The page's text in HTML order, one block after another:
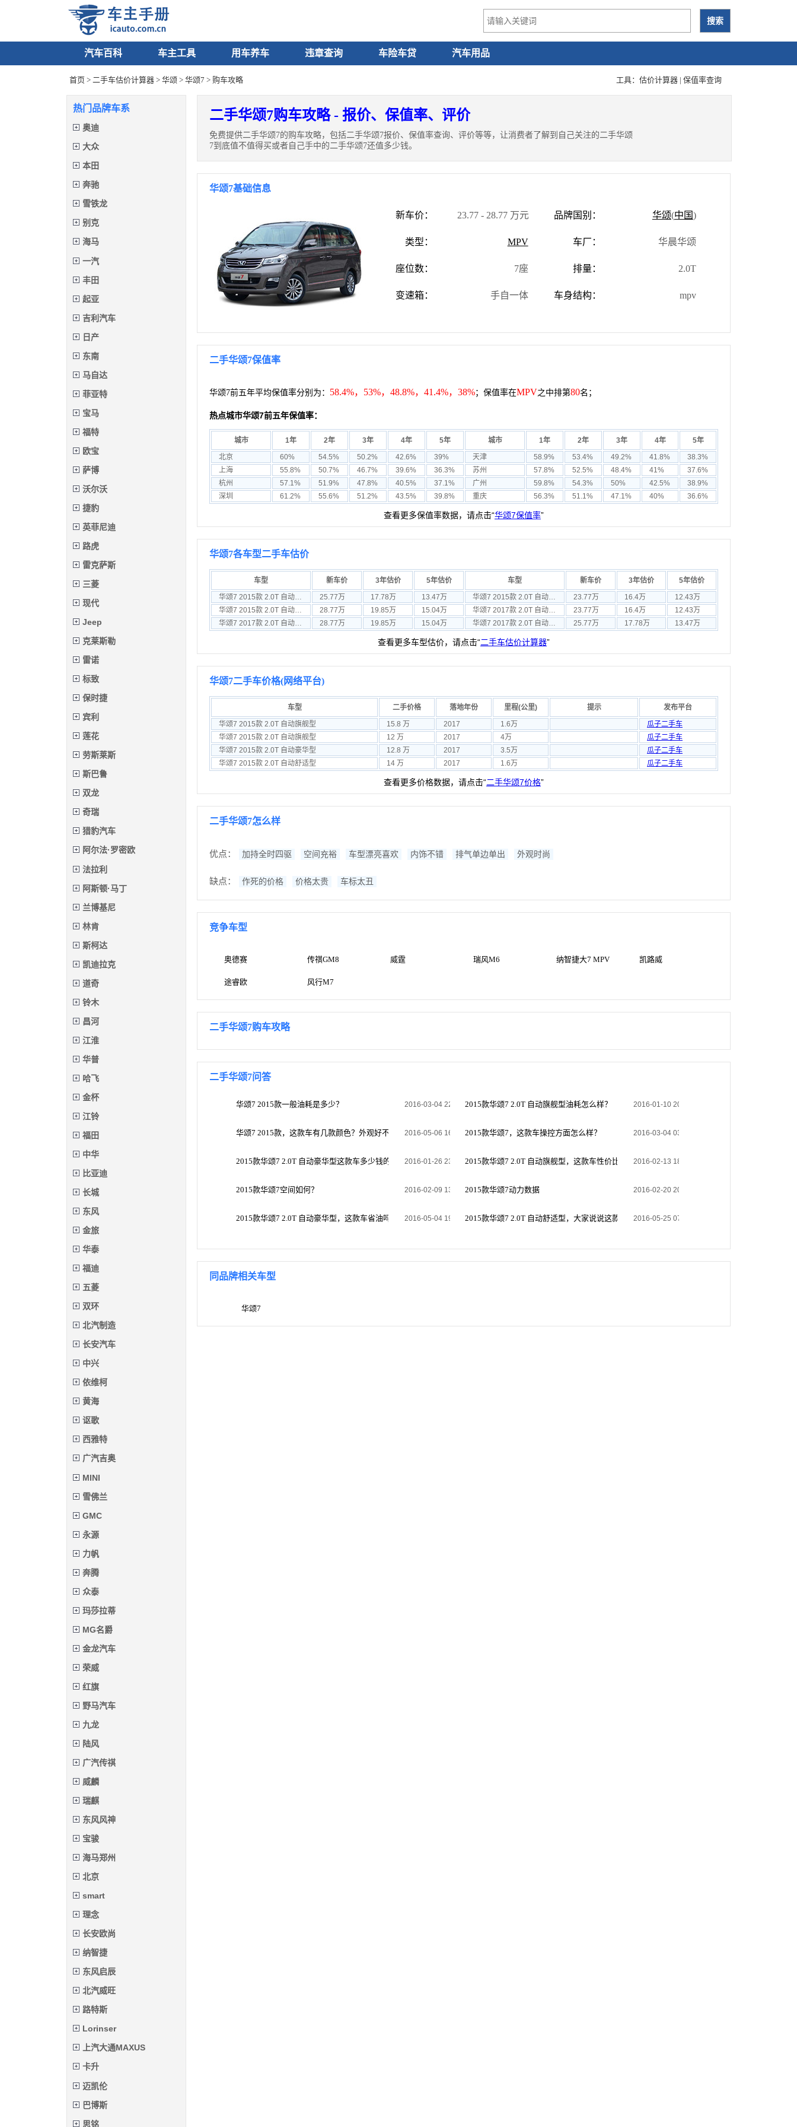
汽车百科 车主工具 用车养车 违章查询 车险车贷 汽车用品
首页 > 二手车估价计算器 > 华颂 > 华颂7 > 购车攻略 工具： 估价计算器 | 保值率查询
二手华颂7购车攻略 - 报价、保值率、评价
免费提供二手华颂7的购车攻略，包括二手华颂7报价、保值率查询、评价等等，让消费者了解到自己关注的二手华颂
7到底值不值得买或者自己手中的二手华颂7还值多少钱。
华颂7基础信息
新车价： 23.77 - 28.77 万元 品牌国别： 华颂(中国)
类型： MPV 车厂： 华晨华颂
座位数： 7座 排量： 2.0T
变速箱： 手自一体 车身结构： mpv
二手华颂7保值率
华颂7前五年平均保值率分别为： 58.4%，53%，48.8%，41.4%，38%；保值率在MPV之中排第80名；
热点城市华颂7前五年保值率：
城市 1年 2年 3年 4年 5年 城市 1年 2年 3年 4年
5年
北京
60% 54.5% 50.2% 42.6% 39% 天津 58.9% 53.4% 49.2% 41.8%
38.3%
上海
55.8% 50.7% 46.7% 39.6% 36.3% 苏州 57.8% 52.5% 48.4% 41%
37.6%
杭州
57.1% 51.9% 47.8% 40.5% 37.1% 广州 59.8% 54.3% 50% 42.5%
38.9%
深圳
61.2% 55.6% 51.2% 43.5% 39.8% 重庆 56.3% 51.1% 47.1% 40% 36.6%
查看更多保值率数据，请点击“华颂7保值率”
华颂7各车型二手车估价
车型 新车价 3年估价 5年估价 车型 新车价 3年估价
5年估价
华颂7 2015款 2.0T 自动豪华型
25.77万 17.78万 13.47万 华颂7 2015款 2.0T 自动舒适型 23.77万 16.4万
12.43万
华颂7 2015款 2.0T 自动旗舰型
28.77万 19.85万 15.04万 华颂7 2017款 2.0T 自动精英型 23.77万 16.4万
12.43万
华颂7 2017款 2.0T 自动尊贵型
28.77万 19.85万 15.04万 华颂7 2017款 2.0T 自动行政型 25.77万 17.78万 13.47万
查看更多车型估价，请点击“二手车估价计算器”
华颂7二手车价格(网络平台)
车型 二手价格 落地年份 里程(公里) 提示
发布平台
华颂7 2015款 2.0T 自动旗舰型
15.8 万 2017 1.6万
瓜子二手车
华颂7 2015款 2.0T 自动旗舰型
12 万 2017 4万
瓜子二手车
华颂7 2015款 2.0T 自动豪华型
12.8 万 2017 3.5万
瓜子二手车
华颂7 2015款 2.0T 自动舒适型
14 万 2017 1.6万 瓜子二手车
查看更多价格数据，请点击“二手华颂7价格”
二手华颂7怎么样
优点： 加持全时四驱 空间充裕 车型漂亮喜欢 内饰不错 排气单边单出 外观时尚
缺点： 作死的价格 价格太贵 车标太丑
竞争车型
奥德赛 传祺GM8 威霆 瑞风M6 纳智捷大7 MPV 凯路威
途睿欧 风行M7
二手华颂7购车攻略
二手华颂7问答
华颂7 2015款一般油耗是多少？ 2016-03-04 22:09:152015款华颂7 2.0T 自动旗舰型油耗怎么样？ 2016-01-10 20:43:40
华颂7 2015款，这款车有几款颜色？外观好不好看2016-05-06 16:29:252015款华颂7，这款车操控方面怎么样？ 2016-03-04 03:51:56
2015款华颂7 2.0T 自动豪华型这款车多少钱的？性价比高吗？
2016-01-26 23:00:502015款华颂7 2.0T 自动旗舰型，这款车性价比高吗？2016-02-13 18:17:03
2015款华颂7空间如何？ 2016-02-09 13:24:032015款华颂7动力数据 2016-02-20 20:39:42
2015款华颂7 2.0T 自动豪华型，这款车省油吗？油耗是多少？
2016-05-04 19:30:202015款华颂7 2.0T 自动舒适型，大家说说这款车的性价比2016-05-25 07:41:31
同品牌相关车型
华颂7
热门品牌车系
奥迪
大众
本田
奔驰
雪铁龙
别克
海马
一汽
丰田
起亚
吉利汽车
日产
东南
马自达
菲亚特
宝马
福特
欧宝
萨博
沃尔沃
捷豹
英菲尼迪
路虎
雷克萨斯
三菱
现代
Jeep
克莱斯勒
雷诺
标致
保时捷
宾利
莲花
劳斯莱斯
斯巴鲁
双龙
奇瑞
猎豹汽车
阿尔法·罗密欧
法拉利
阿斯顿·马丁
兰博基尼
林肯
斯柯达
凯迪拉克
道奇
铃木
昌河
江淮
华普
哈飞
金杯
江铃
福田
中华
比亚迪
长城
东风
金旅
华泰
福迪
五菱
双环
北汽制造
长安汽车
中兴
依维柯
黄海
讴歌
西雅特
广汽吉奥
MINI
雪佛兰
GMC
永源
力帆
奔腾
众泰
玛莎拉蒂
MG名爵
金龙汽车
荣威
红旗
野马汽车
九龙
陆风
广汽传祺
威麟
瑞麒
东风风神
宝骏
海马郑州
北京
smart
理念
长安欧尚
纳智捷
东风启辰
北汽威旺
路特斯
Lorinser
上汽大通MAXUS
卡升
迈凯伦
巴博斯
思铭